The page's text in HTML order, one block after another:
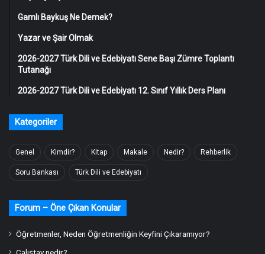
Gamlı Baykuş Ne Demek?
Yazar ve Şair Olmak
2026-2027 Türk Dili ve Edebiyatı Sene Başı Zümre Toplantı
Tutanağı
2026-2027 Türk Dili ve Edebiyatı 12. Sınıf Yıllık Ders Planı
Kategoriler
Genel Kimdir? Kitap Makale Nedir? Rehberlik
Soru Bankası Türk Dili ve Edebiyatı
Forum – Öne Çıkan Konular
Öğretmenler, Neden Öğretmenliğin Keyfini Çıkaramıyor?
Çalıştay nedir?